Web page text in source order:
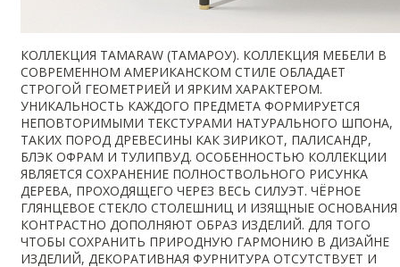
КОЛЛЕКЦИЯ TAMARAW (ТАМАРОУ). КОЛЛЕКЦИЯ МЕБЕЛИ В
СОВРЕМЕННОМ АМЕРИКАНСКОМ СТИЛЕ ОБЛАДАЕТ
СТРОГОЙ ГЕОМЕТРИЕЙ И ЯРКИМ ХАРАКТЕРОМ.
УНИКАЛЬНОСТЬ КАЖДОГО ПРЕДМЕТА ФОРМИРУЕТСЯ
НЕПОВТОРИМЫМИ ТЕКСТУРАМИ НАТУРАЛЬНОГО ШПОНА,
ТАКИХ ПОРОД ДРЕВЕСИНЫ КАК ЗИРИКОТ, ПАЛИСАНДР,
БЛЭК ОФРАМ И ТУЛИПВУД. ОСОБЕННОСТЬЮ КОЛЛЕКЦИИ
ЯВЛЯЕТСЯ СОХРАНЕНИЕ ПОЛНОСТВОЛЬНОГО РИСУНКА
ДЕРЕВА, ПРОХОДЯЩЕГО ЧЕРЕЗ ВЕСЬ СИЛУЭТ. ЧЁРНОЕ
ГЛЯНЦЕВОЕ СТЕКЛО СТОЛЕШНИЦ И ИЗЯЩНЫЕ ОСНОВАНИЯ
КОНТРАСТНО ДОПОЛНЯЮТ ОБРАЗ ИЗДЕЛИЙ. ДЛЯ ТОГО
ЧТОБЫ СОХРАНИТЬ ПРИРОДНУЮ ГАРМОНИЮ В ДИЗАЙНЕ
ИЗДЕЛИЙ, ДЕКОРАТИВНАЯ ФУРНИТУРА ОТСУТСТВУЕТ И